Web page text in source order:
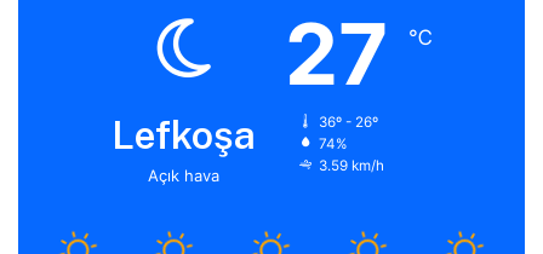
Lefkoşa
Açık hava
27 ℃
36º - 26º
74%
3.59 km/h